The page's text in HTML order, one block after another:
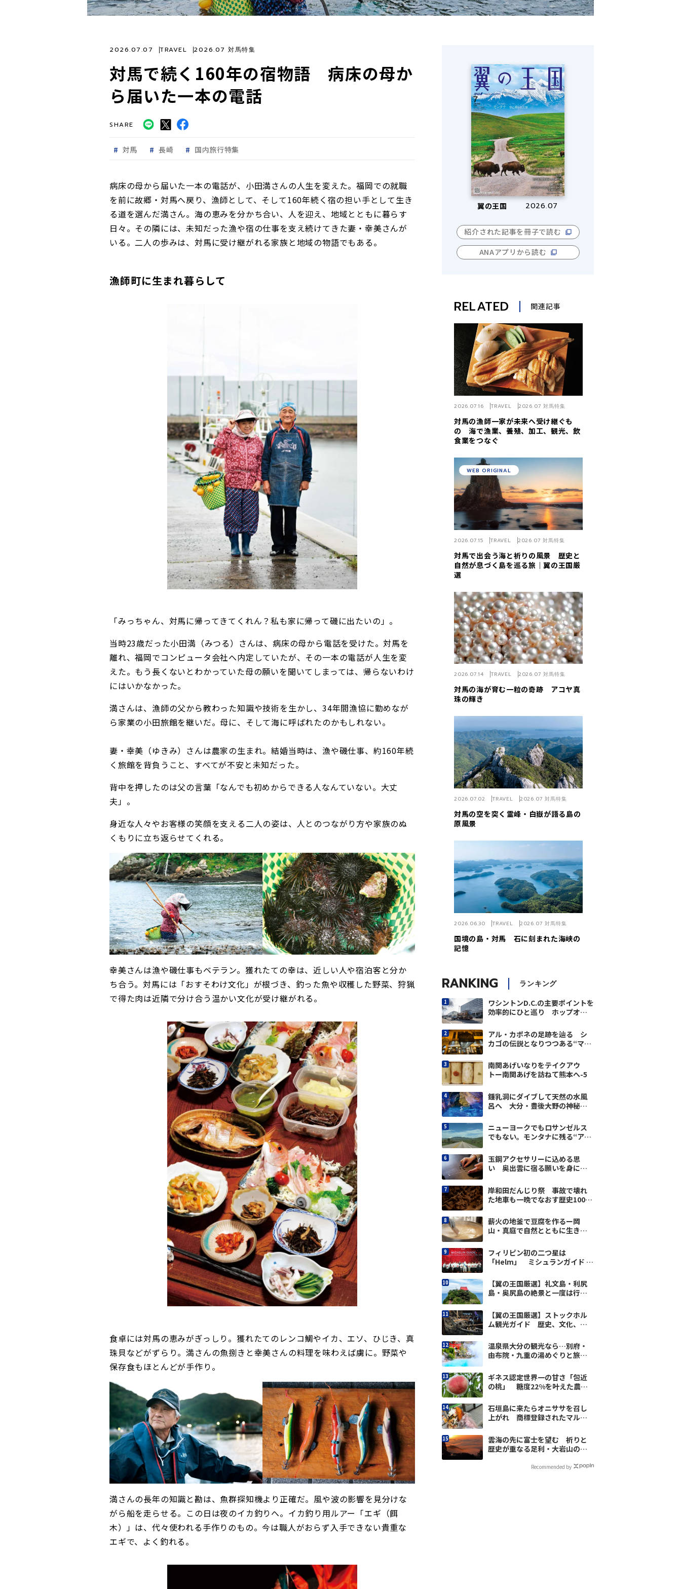
対馬で続く160年の宿物語 病床の母か
ら届いた一本の電話
2026.07.07 TRAVEL 2026.07 対馬特集
SHARE
対馬 長崎 国内旅行特集
病床の母から届いた一本の電話が、小田満さんの人生を変えた。福岡での就職
を前に故郷・対馬へ戻り、漁師として、そして160年続く宿の担い手として生き
る道を選んだ満さん。海の恵みを分かち合い、人を迎え、地域とともに暮らす
日々。その隣には、未知だった漁や宿の仕事を支え続けてきた妻・幸美さんが
いる。二人の歩みは、対馬に受け継がれる家族と地域の物語でもある。
漁師町に生まれ暮らして
「みっちゃん、対馬に帰ってきてくれん？私も家に帰って磯に出たいの」。
当時23歳だった小田満（みつる）さんは、病床の母から電話を受けた。対馬を
離れ、福岡でコンピュータ会社へ内定していたが、その一本の電話が人生を変
えた。もう長くないとわかっていた母の願いを聞いてしまっては、帰らないわけ
にはいかなかった。
満さんは、漁師の父から教わった知識や技術を生かし、34年間漁協に勤めなが
ら家業の小田旅館を継いだ。母に、そして海に呼ばれたのかもしれない。
妻・幸美（ゆきみ）さんは農家の生まれ。結婚当時は、漁や磯仕事、約160年続
く旅館を背負うこと、すべてが不安と未知だった。
背中を押したのは父の言葉「なんでも初めからできる人なんていない。大丈
夫」。
身近な人々やお客様の笑顔を支える二人の姿は、人とのつながり方や家族のぬ
くもりに立ち返らせてくれる。
幸美さんは漁や磯仕事もベテラン。獲れたての幸は、近しい人や宿泊客と分か
ち合う。対馬には「おすそわけ文化」が根づき、釣った魚や収穫した野菜、狩猟
で得た肉は近隣で分け合う温かい文化が受け継がれる。
食卓には対馬の恵みがぎっしり。獲れたてのレンコ鯛やイカ、エソ、ひじき、真
珠貝などがずらり。満さんの魚捌きと幸美さんの料理を味わえば虜に。野菜や
保存食もほとんどが手作り。
満さんの長年の知識と勘は、魚群探知機より正確だ。風や波の影響を見分けな
がら船を走らせる。この日は夜のイカ釣りへ。イカ釣り用ルアー「エギ（餌
木）」は、代々使われる手作りのもの。今は職人がおらず入手できない貴重な
エギで、よく釣れる。
翼の王国 2026.07
紹介された記事を冊子で読む
ANAアプリから読む
RELATED 関連記事
対馬の漁師一家が未来へ受け継ぐも
の 海で漁業、養殖、加工、観光、飲
食業をつなぐ
2026.07.16 TRAVEL 2026.07 対馬特集
対馬で出会う海と祈りの風景 歴史と
自然が息づく島を巡る旅｜翼の王国厳
選
2026.07.15 TRAVEL 2026.07 対馬特集
WEB ORIGINAL
対馬の海が育む一粒の奇跡 アコヤ真
珠の輝き
2026.07.14 TRAVEL 2026.07 対馬特集
対馬の空を突く――霊峰・白嶽が語る島の
原風景
2026.07.02 TRAVEL 2026.07 対馬特集
国境の島・対馬 石に刻まれた海峡の
記憶
2026.06.30 TRAVEL 2026.07 対馬特集
RANKING ランキング
ワシントンD.C.の主要ポイントを
効率的にひと巡り ホップオン
アル・カポネの足跡を辿る シ
カゴの伝説となりつつある“マ
南関あげいなりをテイクアウ
トー南関あげを訪ねて熊本へ-5
鍾乳洞にダイブして天然の水風
呂へ 大分・豊後大野の神秘す
ニューヨークでもロサンゼルス
でもない。モンタナに残る“アメ
玉鋼アクセサリーに込める思
い 奥出雲に宿る願いを身に付
岸和田だんじり祭 事故で壊れ
た地車も一晩でなおす歴史100年
薪火の地釜で豆腐を作るー岡
山・真庭で自然とともに生き
フィリピン初の二つ星は
「Helm」 ミシュランガイド マ
【翼の王国厳選】礼文島・利尻
島・奥尻島の絶景と一度は行き
【翼の王国厳選】ストックホル
ム観光ガイド 歴史、文化、自
10選
温泉県大分の観光なら…別府・
由布院・九重の湯めぐりと旅ス
ギネス認定世界一の甘さ「包近
の桃」 糖度22%を叶えた農家
石垣島に来たらオニササを召し
上がれ 商標登録されたマル秘
雲海の先に富士を望む 祈りと
歴史が重なる足利・大岩山の特
Recommended by